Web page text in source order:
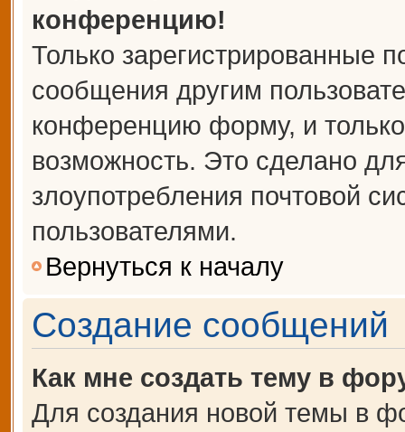
конференцию!
Только зарегистрированные
сообщения другим
конференцию форму, и
возможность. Это сделано
злоупотребления почтовой
пользователями.
Вернуться к началу
Создание сообщений
Как мне создать тему в
Для создания новой темы в